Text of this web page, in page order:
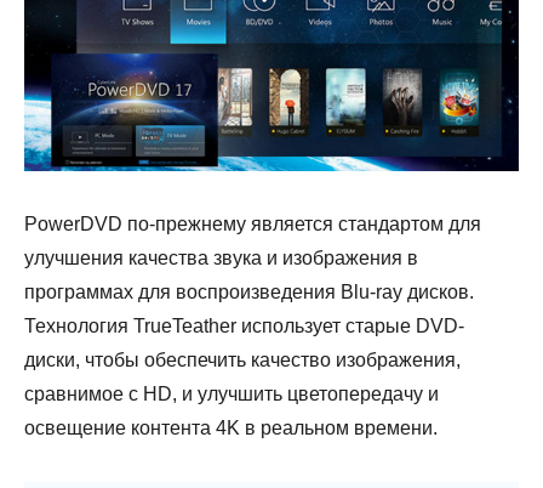
PowerDVD по-прежнему является стандартом для
улучшения качества звука и изображения в
программах для воспроизведения Blu-ray дисков.
Технология TrueTeather использует старые DVD-
диски, чтобы обеспечить качество изображения,
сравнимое с HD, и улучшить цветопередачу и
освещение контента 4K в реальном времени.